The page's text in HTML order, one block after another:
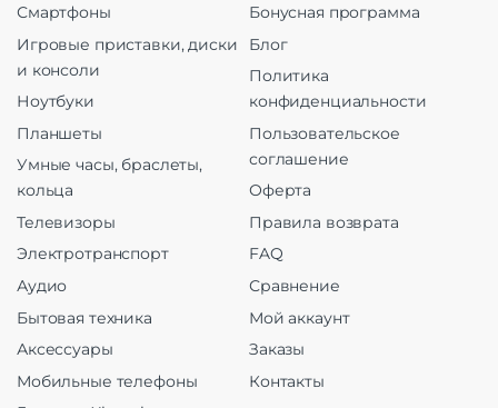
Смартфоны
Игровые приставки, диски
и консоли
Ноутбуки
Планшеты
Умные часы, браслеты,
кольца
Телевизоры
Электротранспорт
Аудио
Бытовая техника
Аксессуары
Мобильные телефоны
Бонусная программа
Блог
Политика
конфиденциальности
Пользовательское
соглашение
Оферта
Правила возврата
FAQ
Сравнение
Мой аккаунт
Заказы
Контакты